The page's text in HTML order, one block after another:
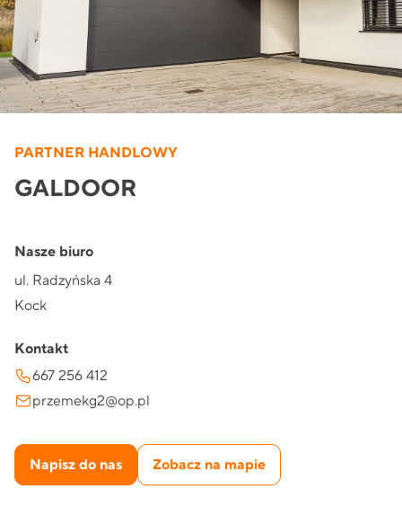
PARTNER HANDLOWY
GALDOOR
Nasze biuro
ul. Radzyńska 4
Kock
Kontakt
667 256 412
przemekg2@op.pl
Napisz do nas Zobacz na mapie